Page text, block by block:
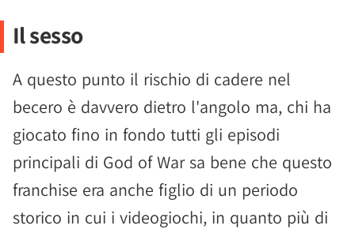
Il sesso
A questo punto il rischio di cadere nel
becero è davvero dietro l'angolo ma, chi ha
giocato fino in fondo tutti gli episodi
principali di God of War sa bene che questo
franchise era anche figlio di un periodo
storico in cui i videogiochi, in quanto più di